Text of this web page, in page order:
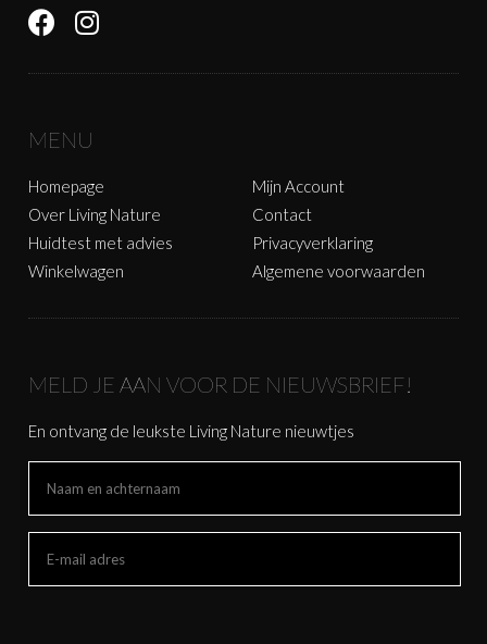
MENU
Homepage
Over Living Nature
Huidtest met advies
Winkelwagen
Mijn Account
Contact
Privacyverklaring
Algemene voorwaarden
MELD JE AAN VOOR DE NIEUWSBRIEF!
En ontvang de leukste Living Nature nieuwtjes